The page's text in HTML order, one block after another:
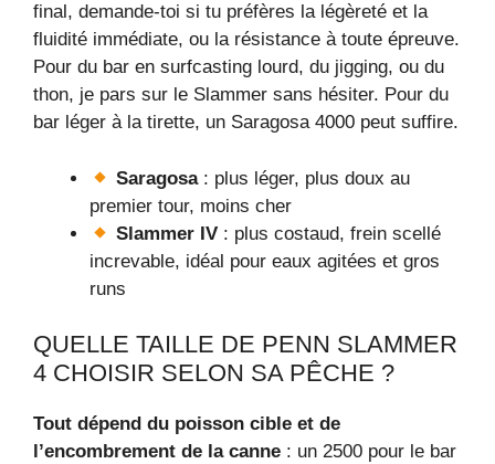
final, demande-toi si tu préfères la légèreté et la
fluidité immédiate, ou la résistance à toute épreuve.
Pour du bar en surfcasting lourd, du jigging, ou du
thon, je pars sur le Slammer sans hésiter. Pour du
bar léger à la tirette, un Saragosa 4000 peut suffire.
Saragosa: plus léger, plus doux au
premier tour, moins cher
Slammer IV : plus costaud, frein scellé
increvable, idéal pour eaux agitées et gros
runs
QUELLE TAILLE DE PENN SLAMMER
4 CHOISIR SELON SA PÊCHE ?
Tout dépend du poisson cible et de
l’encombrement de la canne : un 2500 pour le bar